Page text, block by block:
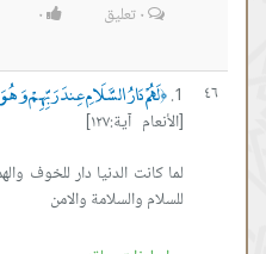
٠تعليق ٠
٤٦ ﴿لَهُمْ دَارُ السَّلَامِ عِندَ رَبِّهِمْ
[الأنعام آية:١٢٧]
لما كانت الدنيا دار للخوف
للسلام والسلامة والامن